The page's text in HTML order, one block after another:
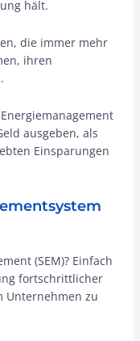
hält.
die immer mehr
ihren
ausgeben, als
Einsparungen
(SEM)? Einfach
fortschrittlicher
Unternehmen zu